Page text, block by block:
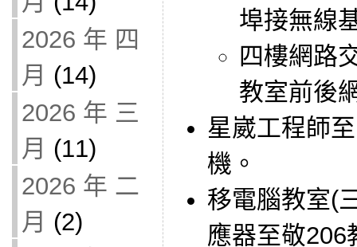
2026 年 四
月 (14)
2026 年 三
月 (11)
2026 年 二
月 (2)
埠接無線
四樓網路
教室前後
星崴工程師
機。
移電腦教室(
應器至敬206